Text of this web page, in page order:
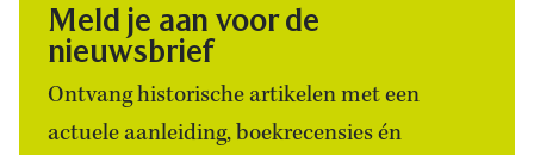
Meld je aan voor de
nieuwsbrief
Ontvang historische artikelen met een
actuele aanleiding, boekrecensies én